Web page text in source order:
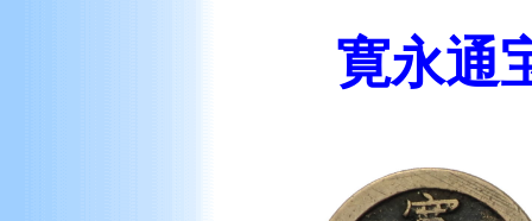
寛永通